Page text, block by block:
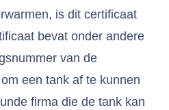
is dit certificaat
bevat onder andere
van de
een tank af te kunnen
firma die de tank kan